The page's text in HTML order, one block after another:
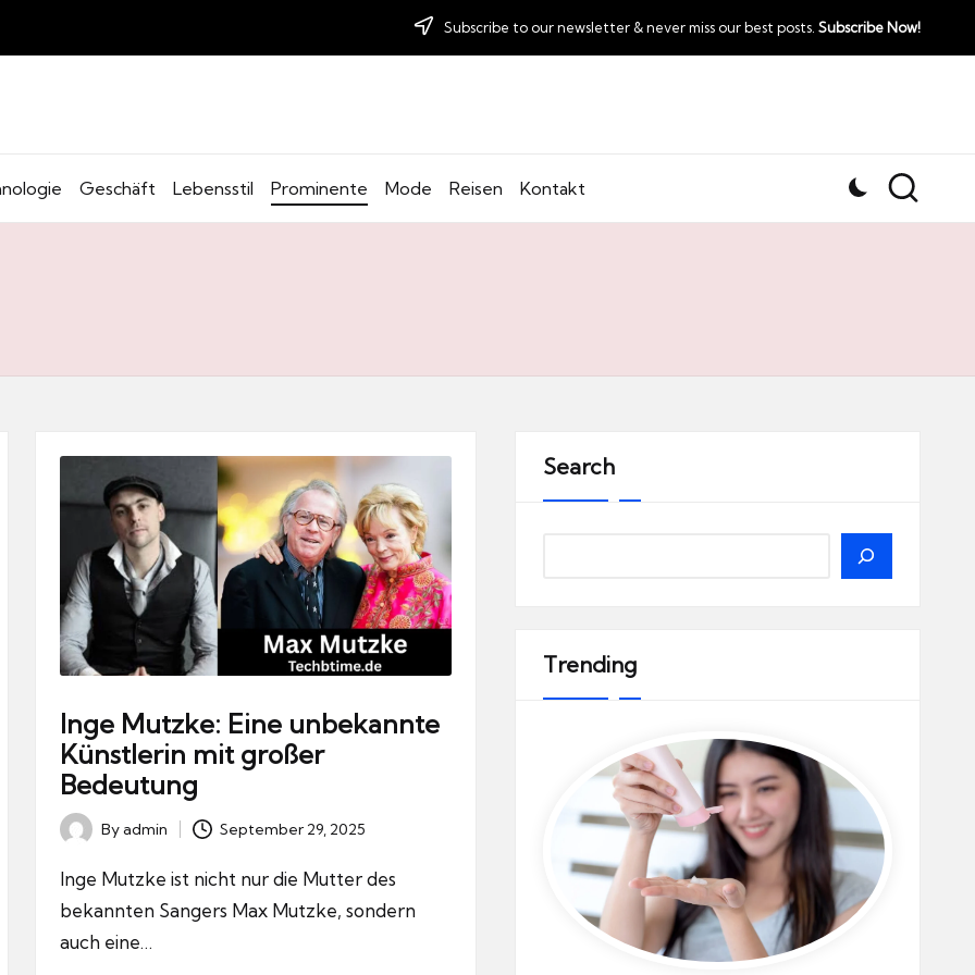
Subscribe to our newsletter & never miss our best posts. Subscribe Now!
Geschäft Lebensstil Prominente Mode Reisen Kontakt
Inge Mutzke: Eine unbekannte
Künstlerin mit großer
Bedeutung
Posted
by
Byadmin September 29, 2025
Inge Mutzke ist nicht nur die Mutter des
bekannten Sangers Max Mutzke, sondern
auch eine…
Search
Trending